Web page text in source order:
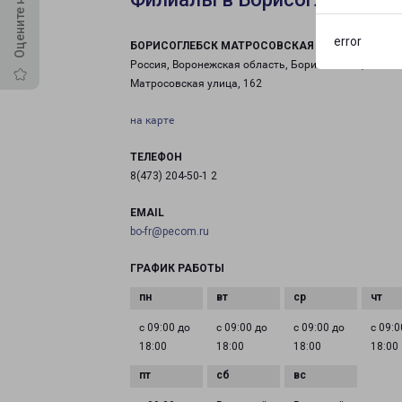
error
БОРИСОГЛЕБСК МАТРОСОВСКАЯ
Россия, Воронежская область, Борисоглебск,
Матросовская улица, 162
на карте
ТЕЛЕФОН
8(473) 204-50-1 2
EMAIL
bo-fr@pecom.ru
ГРАФИК РАБОТЫ
с 09:00 до
18:00
с 09:00 до
18:00
с 09:00 до
18:00
с
18:00